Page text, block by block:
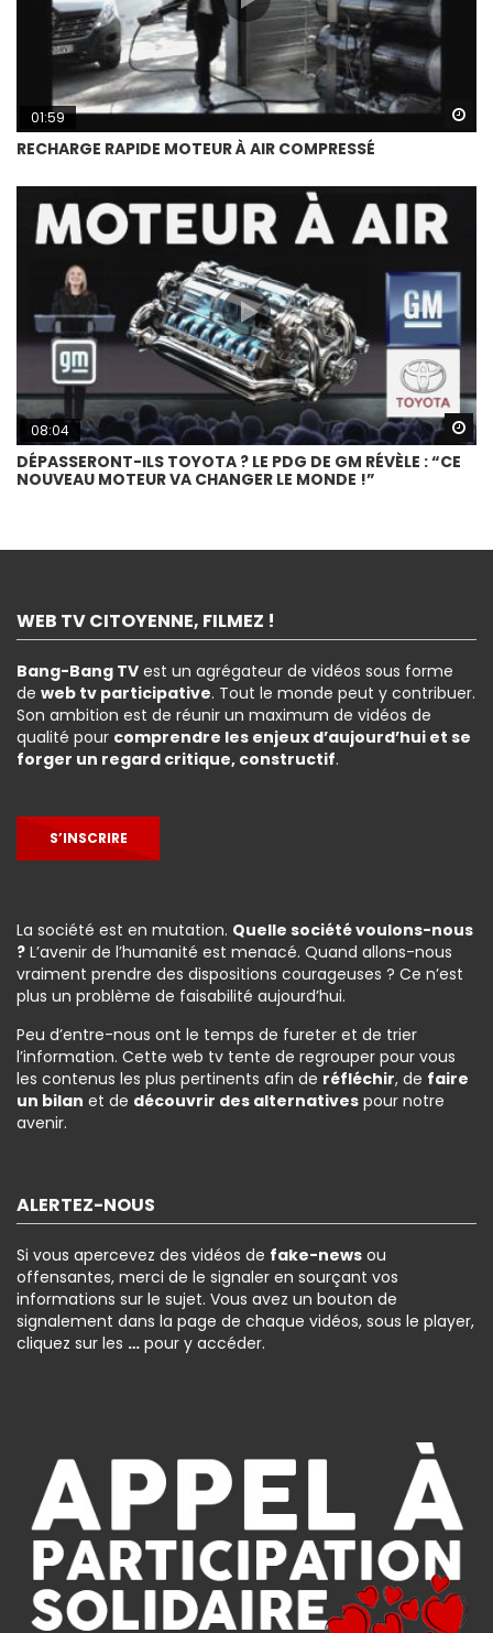
01:59
RECHARGE RAPIDE MOTEUR À AIR COMPRESSÉ
08:04
DÉPASSERONT-ILS TOYOTA ? LE PDG DE GM RÉVÈLE : “CE
NOUVEAU MOTEUR VA CHANGER LE MONDE !”
WEB TV CITOYENNE, FILMEZ !
Bang-Bang TV est un agrégateur de vidéos sous forme
de web tv participative. Tout le monde peut y contribuer.
Son ambition est de réunir un maximum de vidéos de
qualité pour comprendre les enjeux d’aujourd’hui et se
forger un regard critique, constructif.
S’INSCRIRE
La société est en mutation. Quelle société voulons-nous
? L’avenir de l’humanité est menacé. Quand allons-nous
vraiment prendre des dispositions courageuses ? Ce n’est
plus un problème de faisabilité aujourd’hui.
Peu d’entre-nous ont le temps de fureter et de trier
l’information. Cette web tv tente de regrouper pour vous
les contenus les plus pertinents afin de réfléchir, de faire
un bilan et de découvrir des alternatives pour notre
avenir.
ALERTEZ-NOUS
Si vous apercevez des vidéos de fake-news ou
offensantes, merci de le signaler en sourçant vos
informations sur le sujet. Vous avez un bouton de
signalement dans la page de chaque vidéos, sous le player,
cliquez sur les … pour y accéder.